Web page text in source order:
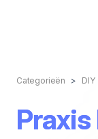
Categorieën DIY